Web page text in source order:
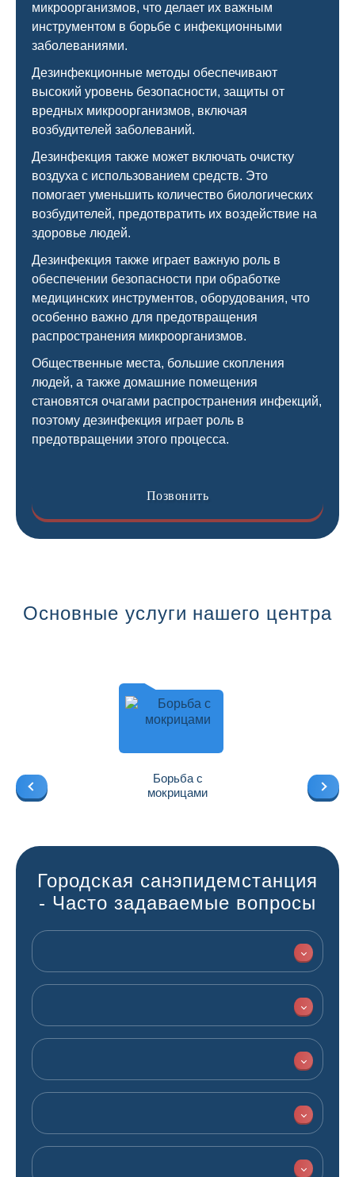
микроорганизмов, что делает их важным
инструментом в борьбе с инфекционными
заболеваниями.
Дезинфекционные методы обеспечивают
высокий уровень безопасности, защиты от
вредных микроорганизмов, включая
возбудителей заболеваний.
Дезинфекция также может включать очистку
воздуха с использованием средств. Это
помогает уменьшить количество биологических
возбудителей, предотвратить их воздействие на
здоровье людей.
Дезинфекция также играет важную роль в
обеспечении безопасности при обработке
медицинских инструментов, оборудования, что
особенно важно для предотвращения
распространения микроорганизмов.
Общественные места, большие скопления
людей, а также домашние помещения
становятся очагами распространения инфекций,
поэтому дезинфекция играет роль в
предотвращении этого процесса.
Позвонить
Основные услуги нашего центра
Борьба с
мокрицами
Городская санэпидемстанция
- Часто задаваемые вопросы